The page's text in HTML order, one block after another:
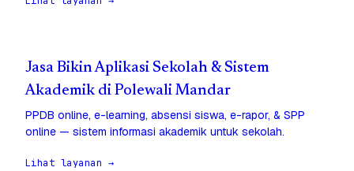
Jasa Bikin Aplikasi Sekolah & Sistem
Akademik di Polewali Mandar
PPDB online, e-learning, absensi siswa, e-rapor, & SPP
online — sistem informasi akademik untuk sekolah.
Lihat layanan →